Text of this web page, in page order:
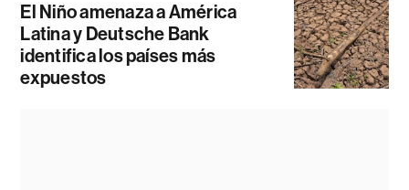
El Niño amenaza a América
Latina y Deutsche Bank
identifica los países más
expuestos